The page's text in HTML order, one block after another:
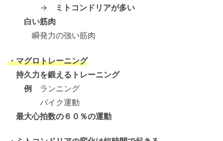
→
ミトコンドリアが多い
白い筋肉
瞬発力の強い筋肉
・マグロトレーニング
持久力を鍛えるトレーニング
例 ランニング
バイク運動
最大心拍数の６０％の運動